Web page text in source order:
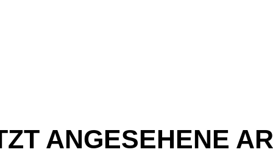
ANGESEHENE